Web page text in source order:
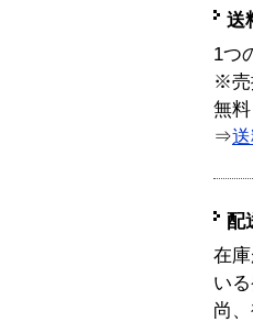
送
1つ
※売
無料
⇒
配
在
い
尚